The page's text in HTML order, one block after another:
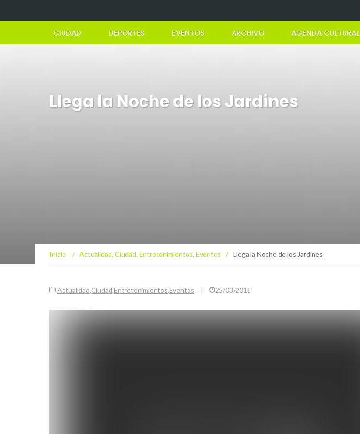
CIUDAD DEPORTES EVENTOS ARCHIVO AGENDA CULTURAL
Llega la Noche de los Jardines
Inicio / Actualidad, Ciudad, Entretenimientos, Eventos / Llega la Noche de los Jardines
Actualidad,Ciudad,Entretenimientos,Eventos | 25/03/2018